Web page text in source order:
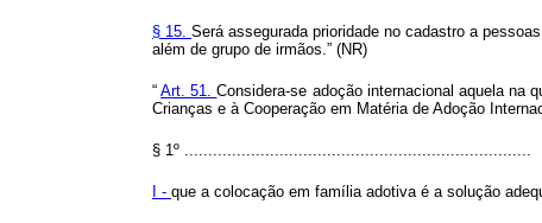
§ 15. Será assegurada prioridade no cadastro a
além de grupo de irmãos.” (NR)
“Art. 51.Considera-se adoção internacional aquela na
Crianças e à Cooperação em Matéria de Adoção
§ 1º .........................................................................
I - que a colocação em família adotiva é a solução